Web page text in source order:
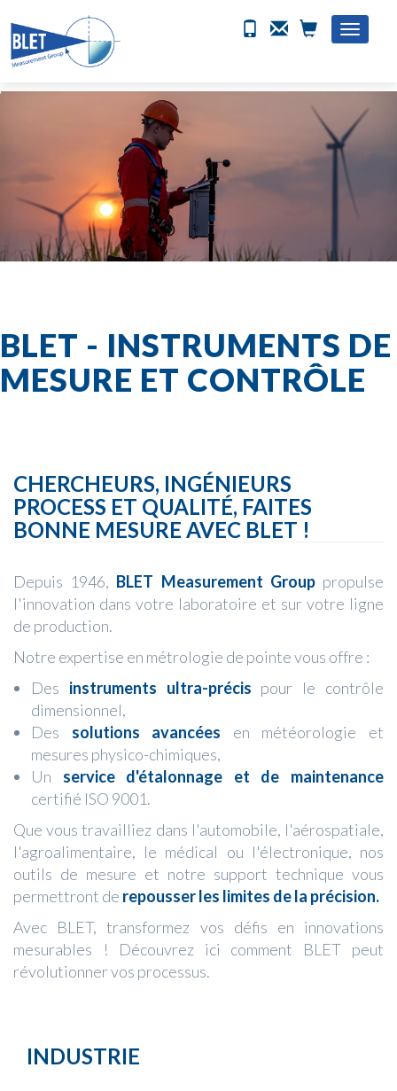
Toggle
BLET - INSTRUMENTS DE
MESURE ET CONTRÔLE
CHERCHEURS, INGÉNIEURS
PROCESS ET QUALITÉ, FAITES
BONNE MESURE AVEC BLET !
Depuis 1946, BLET Measurement Grouppropulse
l'innovation dans votre laboratoire et sur votre ligne
de production.
Notre expertise en métrologie de pointe vous offre :
Des instruments ultra-précis pour le contrôle
dimensionnel,
Des solutions avancées en météorologie et
mesures physico-chimiques,
Un service d'étalonnage et de maintenance
certifié ISO 9001.
Que vous travailliez dans l'automobile, l'aérospatiale,
l'agroalimentaire, le médical ou l'électronique, nos
outils de mesure et notre support technique vous
permettront de repousser les limites de la précision.
Avec BLET, transformez vos défis en innovations
mesurables ! Découvrez ici comment BLET peut
révolutionner vos processus.
INDUSTRIE